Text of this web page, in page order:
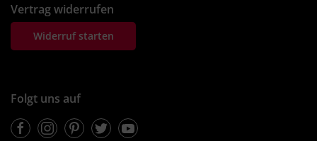
Vertrag widerrufen
Widerruf starten
Folgt uns auf
FacebookInstagramPinterestTwitterYoutube